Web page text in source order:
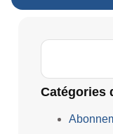
Catégories